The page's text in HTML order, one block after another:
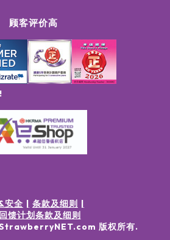
顾客评价高
安全
条款及细则
馈计划条款及细则
版权所有.